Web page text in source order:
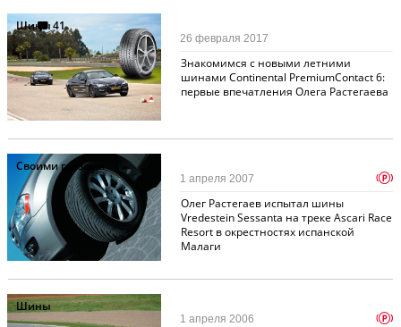
Шины41
Знакомимся с новыми летними
шинами Continental PremiumContact 6:
первые впечатления Олега Растегаева
26 февраля 2017
Своими глазами
Олег Растегаев испытал шины
Vredestein Sessanta на треке Ascari Race
Resort в окрестностях испанской
Малаги
1 апреля 2007 p
Шины
1 апреля 2006 p